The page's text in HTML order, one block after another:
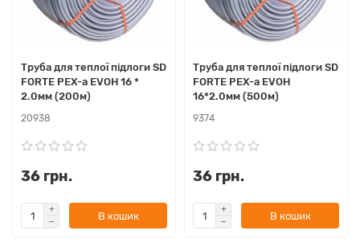
Труба для теплої підлоги SD
FORTE PEX-a EVOH 16 *
2.0мм (200м)
20938
36 грн.
В кошик
Труба для теплої підлоги SD
FORTE PEX-a EVOH
16*2.0мм (500м)
9374
36 грн.
В кошик